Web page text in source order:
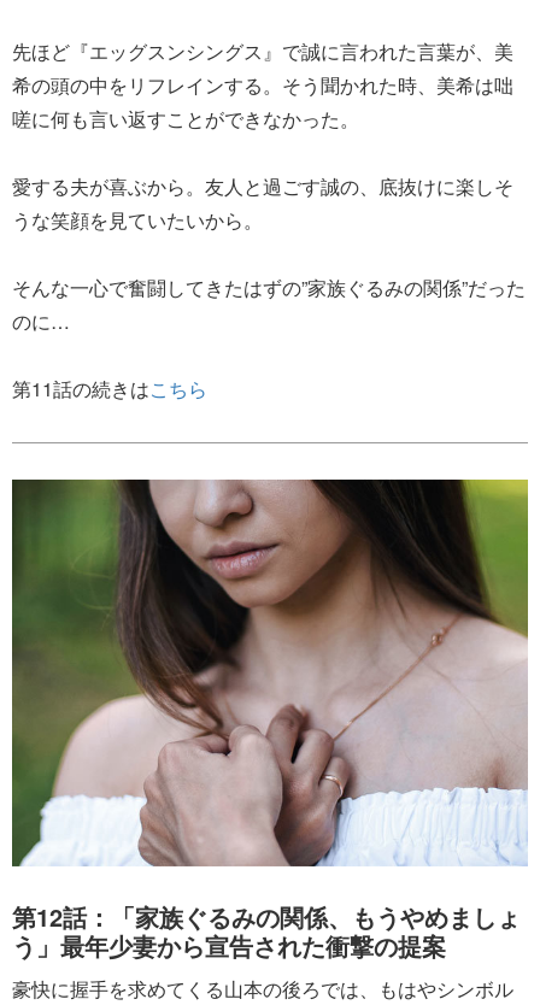
先ほど『エッグスンシングス』で誠に言われた言葉が、美
希の頭の中をリフレインする。そう聞かれた時、美希は咄
嗟に何も言い返すことができなかった。
愛する夫が喜ぶから。友人と過ごす誠の、底抜けに楽しそ
うな笑顔を見ていたいから。
そんな一心で奮闘してきたはずの”家族ぐるみの関係”だった
のに…
第11話の続きはこちら
第12話：「家族ぐるみの関係、もうやめましょ
う」最年少妻から宣告された衝撃の提案
豪快に握手を求めてくる山本の後ろでは、もはやシンボル